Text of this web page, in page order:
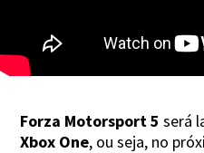
Forza Motorsport 5 será
Xbox One, ou seja, no